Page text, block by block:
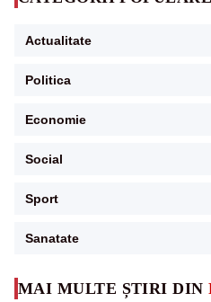
MAI MULTE ȘTIRI DIN
Actualitate
Politica
Economie
Social
Sport
Sanatate